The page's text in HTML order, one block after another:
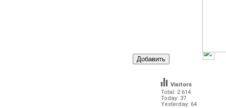
Total: 2 614
Today: 37
Yesterday: 64
Visitors